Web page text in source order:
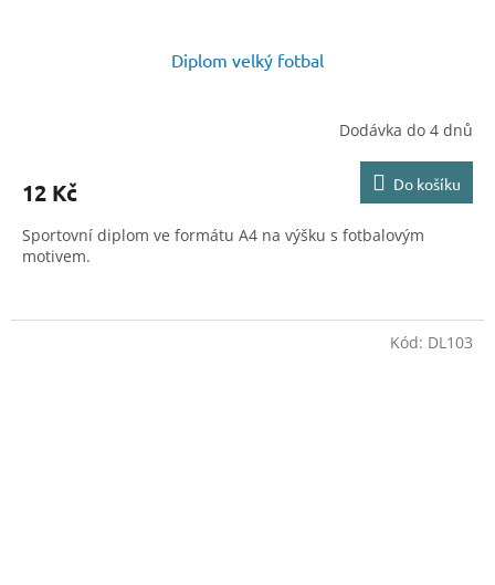
Diplom velký fotbal
Dodávka do 4 dnů
12 Kč Do košíku
Sportovní diplom ve formátu A4 na výšku s fotbalovým
motivem.
Kód: DL103